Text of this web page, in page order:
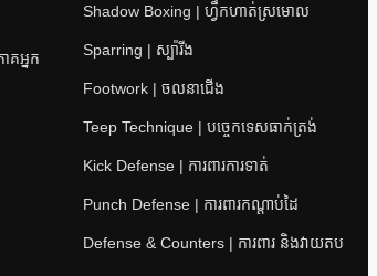
គអ្នក
Shadow Boxing | ហ្វឹកហាត់ស្រមោល
Sparring | ស្ប៉ារីង
Footwork | ចលនាជើង
Teep Technique | បច្ចេកទេសធាក់ត្រង់
Kick Defense | ការពារការទាត់
Punch Defense | ការពារកណ្តាប់ដៃ
Defense & Counters | ការពារ និងវាយតប